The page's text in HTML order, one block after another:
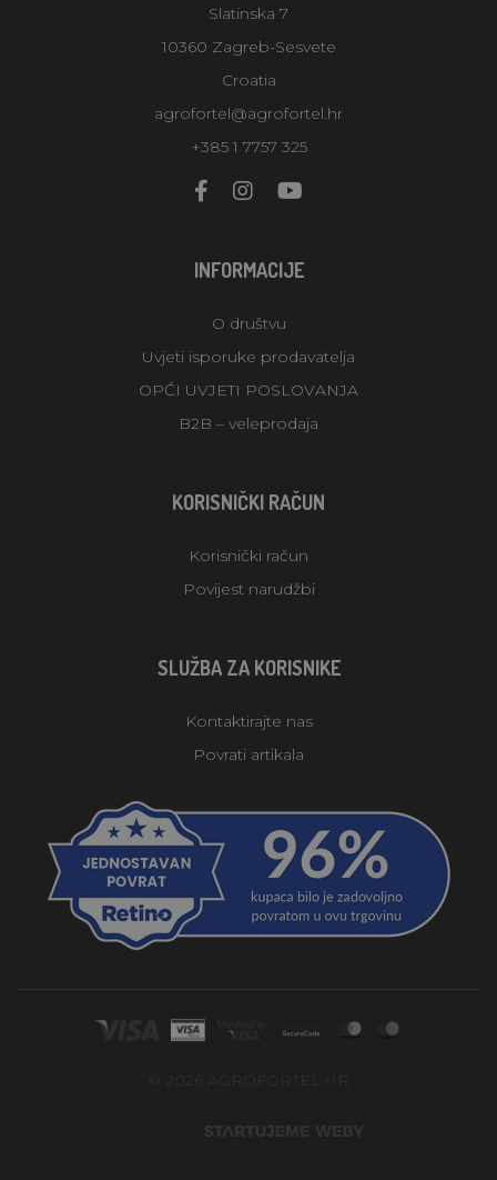
Slatinska 7
10360 Zagreb-Sesvete
Croatia
agrofortel@agrofortel.hr
+385 1 7757 325
INFORMACIJE
O društvu
Uvjeti isporuke prodavatelja
OPĆI UVJETI POSLOVANJA
B2B – veleprodaja
KORISNIČKI RAČUN
Korisnički račun
Povijest narudžbi
SLUŽBA ZA KORISNIKE
Kontaktirajte nas
Povrati artikala